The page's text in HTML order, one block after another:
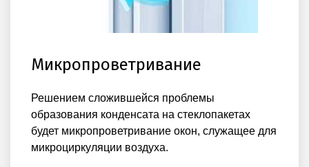
Микропроветривание
Решением сложившейся проблемы
образования конденсата на стеклопакетах
будет микропроветривание окон, служащее для
микроциркуляции воздуха.